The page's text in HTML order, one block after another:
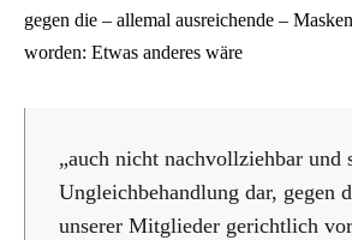
gegen die – allemal ausreichende –
worden: Etwas anderes wäre
„auch nicht nachvollziehbar und
Ungleichbehandlung dar, gegen
unserer Mitglieder gerichtlich